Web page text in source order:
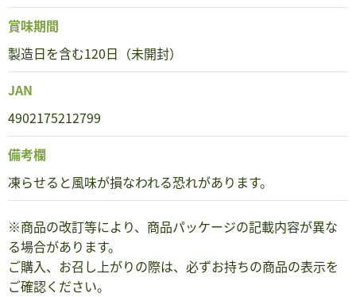
賞味期間
製造日を含む120日（未開封）
JAN
4902175212799
備考欄
凍らせると風味が損なわれる恐れがあります。
※商品の改訂等により、商品パッケージの記載内容が異な
る場合があります。
ご購入、お召し上がりの際は、必ずお持ちの商品の表示を
ご確認ください。